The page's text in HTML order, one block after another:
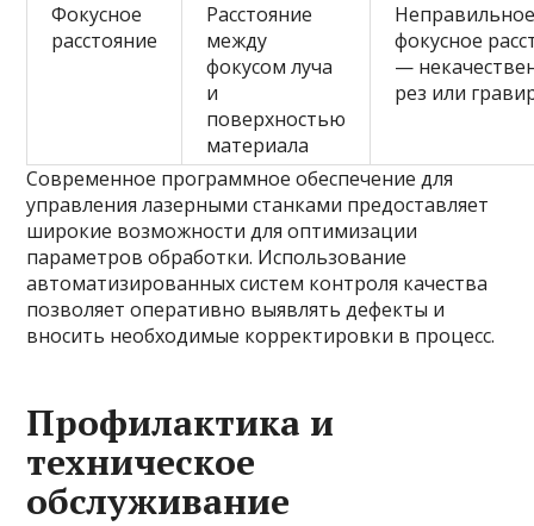
Фокусное
расстояние
Расстояние
между
фокусом луча
и
поверхностью
материала
фокусное
—
рез или
Современное программное обеспечение для
управления лазерными станками предоставляет
широкие возможности для оптимизации
параметров обработки. Использование
автоматизированных систем контроля качества
позволяет оперативно выявлять дефекты и
вносить необходимые корректировки в процесс.
Профилактика и
техническое
обслуживание